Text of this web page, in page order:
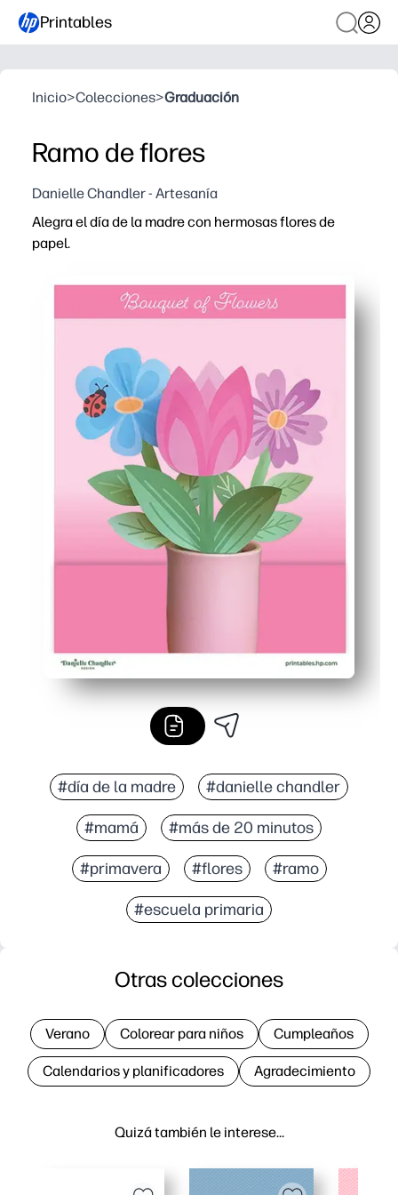
Printables
Inicio>Colecciones>Graduación
Ramo de flores
Danielle Chandler - Artesanía
Alegra el día de la madre con hermosas flores de
papel.
Imprime, corta y ensambla en cuestión de minutos,
Sus hijos se entretienen con la coloración práctica y
Recibirás un ramo duradero y sin agua que brilla
#día de la madre #danielle chandler
#mamá #más de 20 minutos
#primavera #flores #ramo
#escuela primaria
Quizá también le interese…
Otras colecciones
Verano Colorear para niños Cumpleaños
Calendarios y planificadores Agradecimiento